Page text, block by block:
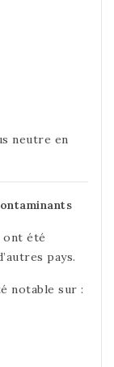
neutre en
ont été
pays.
notable sur :